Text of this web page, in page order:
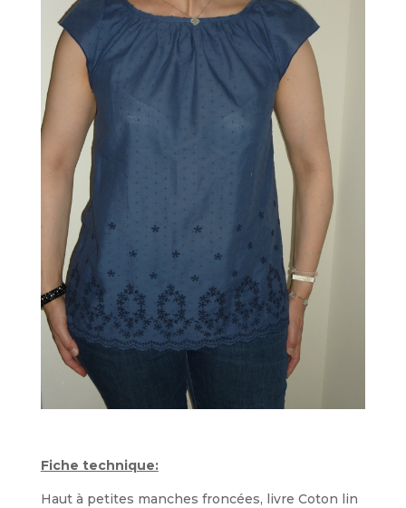
Fiche technique:
Haut à petites manches froncées, livre Coton lin